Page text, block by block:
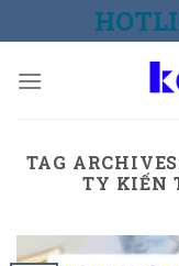
to
TAG
TY KIẾN